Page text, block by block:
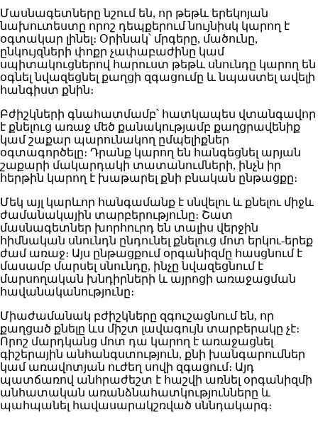
Մասնագետները նշում են, որ թեթև երեկոյան
նախուտեստը որոշ դեպքերում նույնիսկ կարող է
օգտակար լինել։ Օրինակ՝ մրգերը, մածունը,
ընկույզների փոքր չափաբաժինը կամ
սպիտակուցներով հարուստ թեթև սնունդը կարող են
օգնել նվազեցնել քաղցի զգացումը և նպաստել ավելի
հանգիստ քնին։
Բժիշկների գնահատմամբ՝ հատկապես վտանգավոր
է քնելուց առաջ մեծ քանակությամբ քաղցրավենիք
կամ շաքար պարունակող ըմպելիքներ
օգտագործելը։ Դրանք կարող են հանգեցնել արյան
շաքարի մակարդակի տատանումների, ինչն իր
հերթին կարող է խաթարել քնի բնական ընթացքը։
Մեկ այլ կարևոր հանգամանք է սնվելու և քնելու միջև
ժամանակային տարբերությունը։ Շատ
մասնագետներ խորհուրդ են տալիս վերջին
հիմնական սնունդն ընդունել քնելուց մոտ երկու-երեք
ժամ առաջ։ Այս ընթացքում օրգանիզմը հասցնում է
մասամբ մարսել սնունդը, ինչը նվազեցնում է
մարսողական խնդիրների և այրոցի առաջացման
հավանականությունը։
Միաժամանակ բժիշկները զգուշացնում են, որ
քաղցած քնելը ևս միշտ լավագույն տարբերակը չէ։
Որոշ մարդկանց մոտ դա կարող է առաջացնել
գիշերային անհանգստություն, քնի խանգարումներ
կամ առավոտյան ուժեղ սովի զգացում։ Այդ
պատճառով անհրաժեշտ է հաշվի առնել օրգանիզմի
անհատական առանձնահատկությունները և
պահպանել հավասարակշռված սննդակարգ։